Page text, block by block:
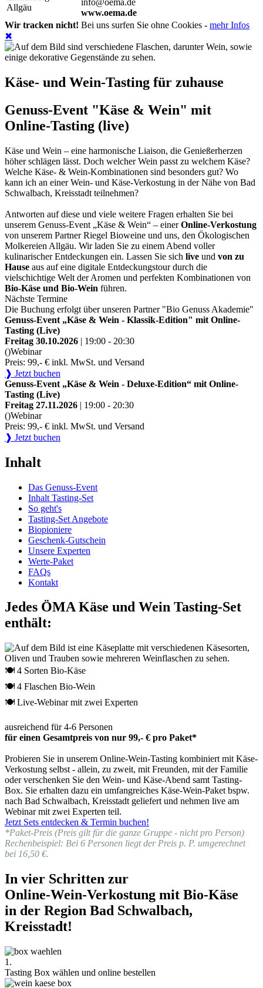
Allgäu
info@oema.de
www.oema.de
Wir tracken nicht! Bei uns surfen Sie ohne Cookies - mehr Infos
✖
Käse- und Wein-Tasting für zuhause
Genuss-Event "Käse & Wein" mit
Online-Tasting (live)
Käse und Wein – eine harmonische Liaison, die Genießerherzen
höher schlägen lässt. Doch welcher Wein passt zu welchem Käse?
Welche Käse- & Wein-Kombinationen sind besonders gut? Wo
kann ich an einer Wein- und Käse-Verkostung in der Nähe von Bad
Schwalbach, Kreisstadt teilnehmen?
Antworten auf diese und viele weitere Fragen erhalten Sie bei
unserem Genuss-Event „Käse & Wein“ – einerOnline-Verkostung
von unserem Partner Riegel Bioweine und uns, den Ökologischen
Molkereien Allgäu. Wir laden Sie zu einem Abend voller
kulinarischer Entdeckungen ein. Lassen Sie sich live und von zu
Hause aus auf eine digitale Entdeckungstour durch die
vielschichtige Welt der Aromen und perfekten Kombinationen von
Bio-Käse und Bio-Wein führen.
Nächste Termine
Die Buchung erfolgt über unseren Partner "Bio Genuss Akademie"
Genuss-Event „Käse & Wein - Klassik-Edition" mit Online-
Tasting (Live)
Freitag 30.10.2026 | 19:00 - 20:30
()Webinar
Preis: 99,- € inkl. MwSt. und Versand
❱ Jetzt buchen
Genuss-Event „Käse & Wein - Deluxe-Edition“ mit Online-
Tasting (Live)
Freitag 27.11.2026 | 19:00 - 20:30
()Webinar
Preis: 99,- € inkl. MwSt. und Versand
❱ Jetzt buchen
Inhalt
Das Genuss-Event
Inhalt Tasting-Set
So geht's
Tasting-Set Angebote
Biopioniere
Geschenk-Gutschein
Unsere Experten
Werte-Paket
FAQs
Kontakt
Jedes ÖMA Käse und Wein Tasting-Set
enthält:
🍽 4 Sorten Bio-Käse
🍽 4 Flaschen Bio-Wein
🍽 Live-Webinar mit zwei Experten
ausreichend für 4-6 Personen
für einen Gesamtpreis von nur 99,- € pro Paket*
Probieren Sie in unserem Online-Wein-Tasting kombiniert mit Käse-
Verkostung selbst - allein, zu zweit, mit Freunden, mit der Familie
oder verschenken Sie den Wein- und Käse-Abend samt Tasting-
Box. Sie erhalten dazu ein umfangreiches Käse-Wein-Paket bspw.
nach Bad Schwalbach, Kreisstadt geliefert und nehmen live am
Webinar mit zwei Experten teil.
Jetzt Sets entdecken & Termin buchen!
*Paket-Preis (Preis gilt für die ganze Gruppe - nicht pro Person)
Rechenbeispiel: Bei 6 Personen liegt der Preis p. P. umgerechnet
bei 16,50 €.
In vier Schritten zur
Online-Wein-Verkostung mit Bio-Käse
in der Region Bad Schwalbach,
Kreisstadt!
1.
Tasting Box wählen und online bestellen